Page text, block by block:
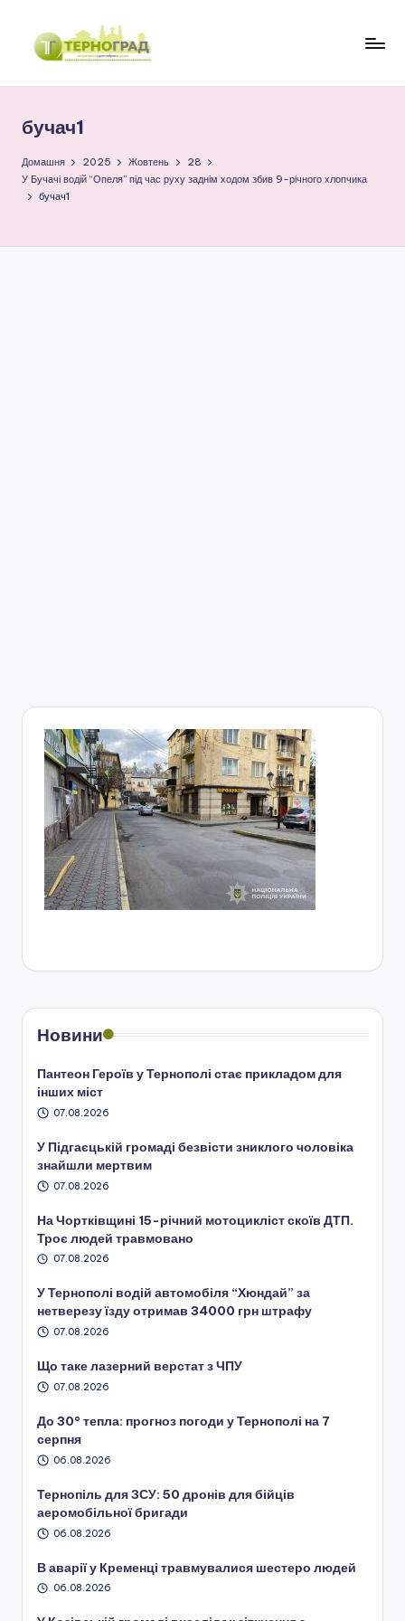
Перейти
р
н
о
цікаво
бучач1
Домашня 2025 Жовтень
28
У Бучачі водій “Опеля” під час руху заднім ходом збив 9-річного хлопчика
бучач1
Новини
Пантеон Героїв у Тернополі стає прикладом для
інших міст
07.08.2026
У Підгаєцькій громаді безвісти зниклого чоловіка
знайшли мертвим
07.08.2026
На Чортківщині 15-річний мотоцикліст скоїв ДТП.
Троє людей травмовано
07.08.2026
У Тернополі водій автомобіля “Хюндай” за
нетверезу їзду отримав 34000 грн штрафу
07.08.2026
Що таке лазерний верстат з ЧПУ
07.08.2026
До 30° тепла: прогноз погоди у Тернополі на 7
серпня
06.08.2026
Тернопіль для ЗСУ: 50 дронів для бійців
аеромобільної бригади
06.08.2026
В аварії у Кременці травмувалися шестеро людей
06.08.2026